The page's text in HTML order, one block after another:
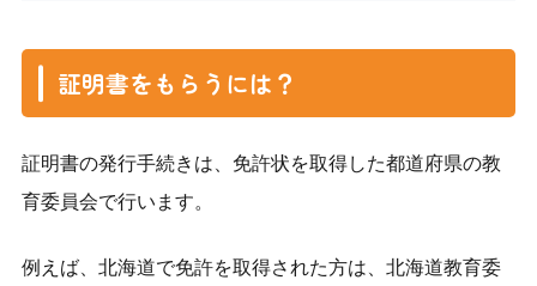
証明書をもらうには？
証明書の発行手続きは、免許状を取得した都道府県の教
育委員会で行います。
例えば、北海道で免許を取得された方は、北海道教育委